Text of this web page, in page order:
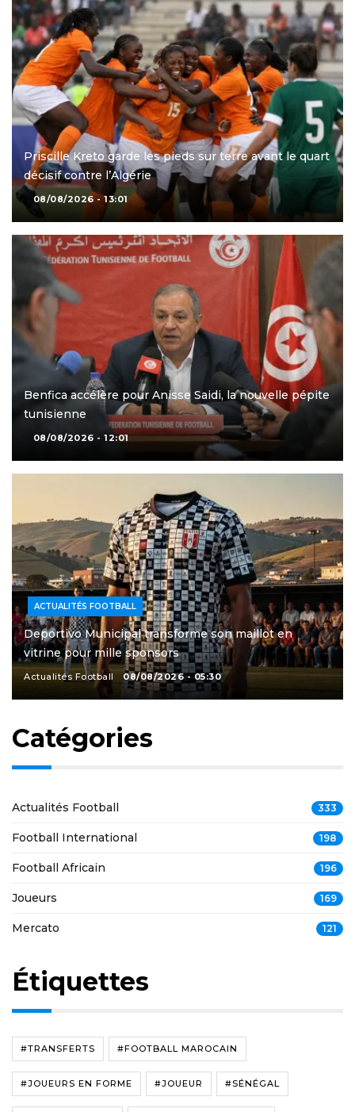
Priscille Kreto garde les pieds sur terre avant le quart
décisif contre l’Algérie
08/08/2026 - 13:01
Benfica accélère pour Anisse Saidi, la nouvelle pépite
tunisienne
08/08/2026 - 12:01
ACTUALITÉS FOOTBALL
Deportivo Municipal transforme son maillot en
vitrine pour mille sponsors
Actualités Football 08/08/2026 - 05:30
Catégories
Actualités Football 333
Football International 198
Football Africain 196
Joueurs 169
Mercato 121
Étiquettes
#TRANSFERTS #FOOTBALL MAROCAIN
#JOUEURS EN FORME #JOUEUR #SÉNÉGAL